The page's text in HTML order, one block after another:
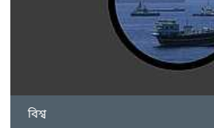
বিশ্ব